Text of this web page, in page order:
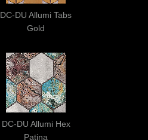
DC-DU Allumi Tabs
Gold
DC-DU Allumi Hex
Patina